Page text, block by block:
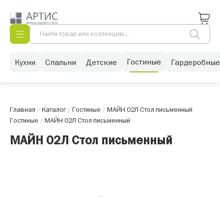
Кухни Спальни Детские Гостиные Гардеробные
Главная /Каталог/Гостиные /МАЙН 02Л Стол письменный
Гостиные /МАЙН 02Л Стол письменный
МАЙН 02Л Стол письменный